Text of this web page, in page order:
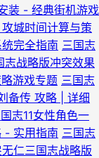
装 - 经典街机游戏
城时间计算与策
完全指南 三国志
志战略版冲突效果
游戏专题 三国志
备传 攻略 | 详细
志11女性角色一
- 实用指南 三国志
仁三国志战略版